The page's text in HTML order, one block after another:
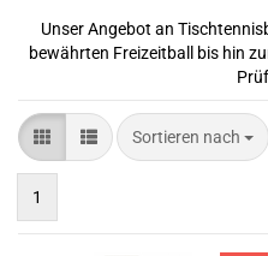
Unser Angebot an
bewährten Freizeitball bis hin
Sortieren nach
Sortieren nach
1